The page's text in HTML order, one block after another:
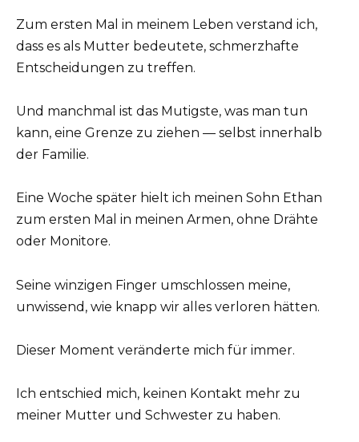
Zum ersten Mal in meinem Leben verstand ich,
dass es als Mutter bedeutete, schmerzhafte
Entscheidungen zu treffen.
Und manchmal ist das Mutigste, was man tun
kann, eine Grenze zu ziehen — selbst innerhalb
der Familie.
Eine Woche später hielt ich meinen Sohn Ethan
zum ersten Mal in meinen Armen, ohne Drähte
oder Monitore.
Seine winzigen Finger umschlossen meine,
unwissend, wie knapp wir alles verloren hätten.
Dieser Moment veränderte mich für immer.
Ich entschied mich, keinen Kontakt mehr zu
meiner Mutter und Schwester zu haben.